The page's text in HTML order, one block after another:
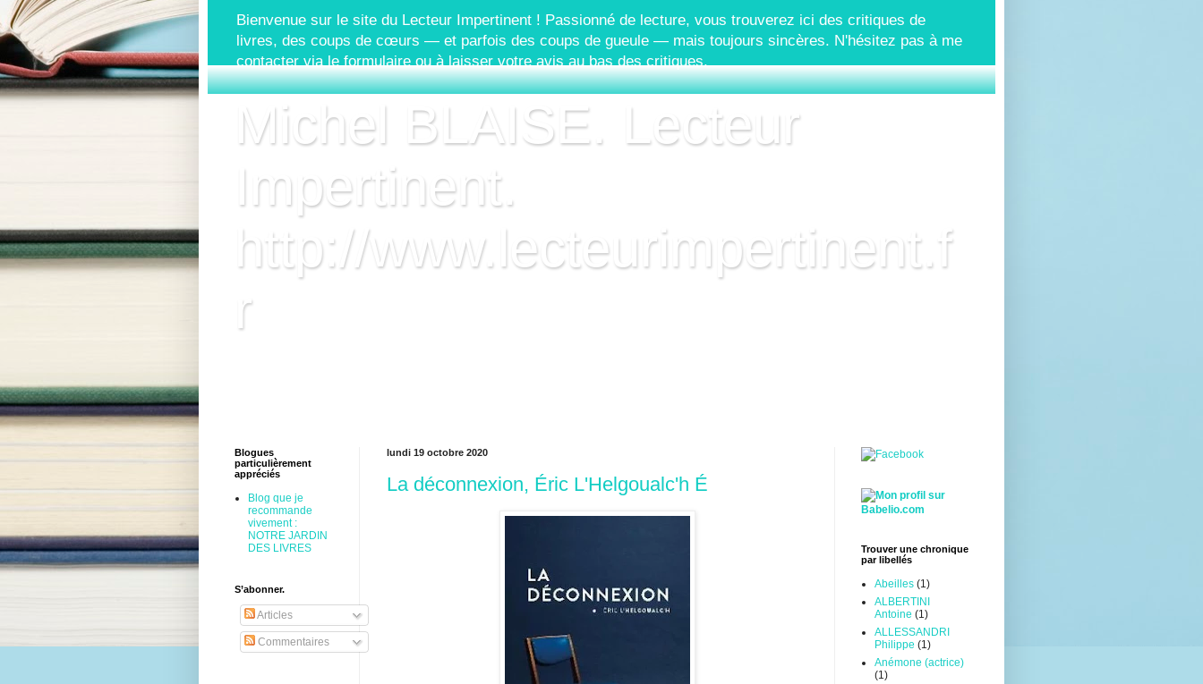
Bienvenue sur le site du Lecteur Impertinent ! Passionné de lecture, vous trouverez ici des critiques de
livres, des coups de cœurs — et parfois des coups de gueule — mais toujours sincères. N'hésitez pas à me
contacter via le formulaire ou à laisser votre avis au bas des critiques.
Michel BLAISE. Lecteur
Impertinent.
http://www.lecteurimpertinent.f
r
lundi 19 octobre 2020
La déconnexion, Éric L'Helgoualc'h É
Blogues
particulièrement
appréciés
Blog que je
recommande
vivement :
NOTRE JARDIN
DES LIVRES
S’abonner.
Articles
Commentaires
Trouver une chronique
par libellés
Abeilles (1)
ALBERTINI
Antoine (1)
ALLESSANDRI
Philippe (1)
Anémone (actrice)
(1)